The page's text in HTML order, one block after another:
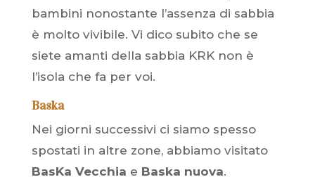
bambini nonostante l’assenza di sabbia
è molto vivibile. Vi dico subito che se
siete amanti della sabbia KRK non è
l’isola che fa per voi.
Baska
Nei giorni successivi ci siamo spesso
spostati in altre zone, abbiamo visitato
BasKa Vecchia e Baska nuova.